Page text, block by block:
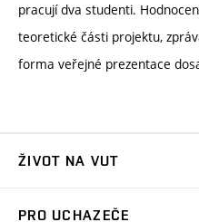
pracují dva studenti.
teoretické části projektu,
forma veřejné prezentace
ŽIVOT NA VUT
PRO UCHAZEČE